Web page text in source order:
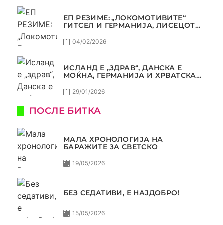
ЕП РЕЗИМЕ: „ЛОКОМОТИВИТЕ“
ГИТСЕЛ И ГЕРМАНИЈА, ЛИСЕЦОТ
04/02/2026
ИСЛАНД Е „ЗДРАВ“, ДАНСКА Е
МОЌНА, ГЕРМАНИЈА И ХРВАТСКА
29/01/2026
ПОСЛЕ БИТКА
МАЛА ХРОНОЛОГИЈА НА
БАРАЖИТЕ ЗА СВЕТСКО
19/05/2026
БЕЗ СЕДАТИВИ, Е НАЈДОБРО!
15/05/2026